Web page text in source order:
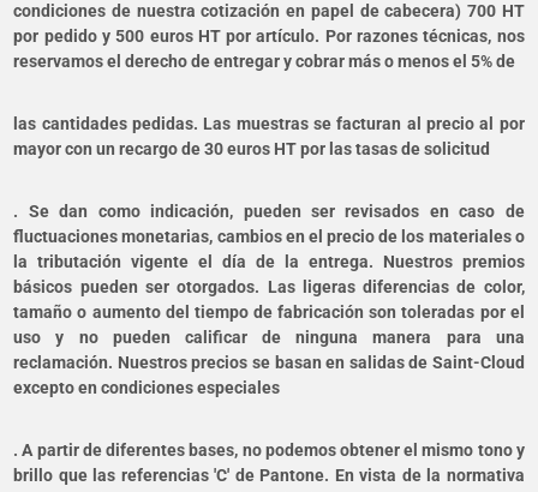
condiciones de nuestra cotización en papel de cabecera) 700 HT
por pedido y 500 euros HT por artículo. Por razones técnicas, nos
reservamos el derecho de entregar y cobrar más o menos el 5% de
las cantidades pedidas. Las muestras se facturan al precio al por
mayor con un recargo de 30 euros HT por las tasas de solicitud
. Se dan como indicación, pueden ser revisados en caso de
fluctuaciones monetarias, cambios en el precio de los materiales o
la tributación vigente el día de la entrega. Nuestros premios
básicos pueden ser otorgados. Las ligeras diferencias de color,
tamaño o aumento del tiempo de fabricación son toleradas por el
uso y no pueden calificar de ninguna manera para una
reclamación. Nuestros precios se basan en salidas de Saint-Cloud
excepto en condiciones especiales
. A partir de diferentes bases, no podemos obtener el mismo tono y
brillo que las referencias 'C' de Pantone. En vista de la normativa